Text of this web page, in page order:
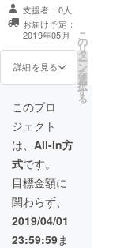
支援者：0人
お届け予定：
2019年05月
詳細を見る
こ
の
リ
タ
ー
ン
を
選
択
す
る
このプロ
ジェクト
は、 All-In方
式です。
目標金額に
関わらず、
2019/04/01
23:59:59ま